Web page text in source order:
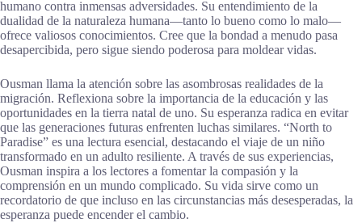
humano contra inmensas adversidades. Su entendimiento de la
dualidad de la naturaleza humana—tanto lo bueno como lo malo—
ofrece valiosos conocimientos. Cree que la bondad a menudo pasa
desapercibida, pero sigue siendo poderosa para moldear vidas.
Ousman llama la atención sobre las asombrosas realidades de la
migración. Reflexiona sobre la importancia de la educación y las
oportunidades en la tierra natal de uno. Su esperanza radica en evitar
que las generaciones futuras enfrenten luchas similares. “North to
Paradise” es una lectura esencial, destacando el viaje de un niño
transformado en un adulto resiliente. A través de sus experiencias,
Ousman inspira a los lectores a fomentar la compasión y la
comprensión en un mundo complicado. Su vida sirve como un
recordatorio de que incluso en las circunstancias más desesperadas, la
esperanza puede encender el cambio.